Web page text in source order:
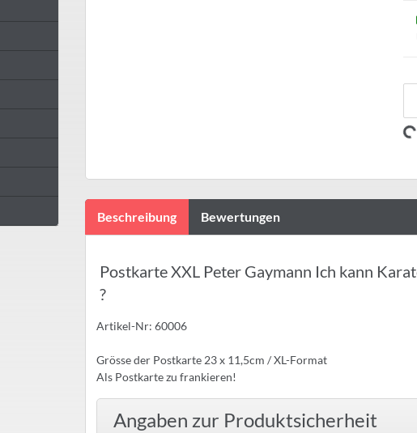
Beschreibung Bewertungen
Postkarte XXL Peter Gaymann Ich kann
?
Artikel-Nr: 60006
Grösse der Postkarte 23 x 11,5cm / XL-Format
Als Postkarte zu frankieren!
Angaben zur Produktsicherheit